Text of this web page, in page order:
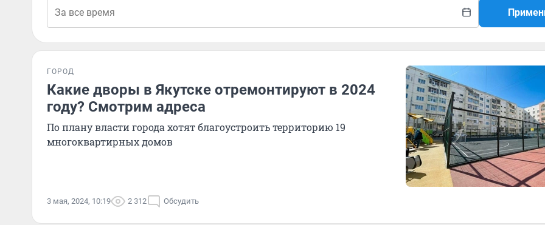
ГОРОД
Какие дворы в Якутске отремонтируют в 2024
году? Смотрим адреса
По плану власти города хотят благоустроить территорию 19
многоквартирных домов
3 мая, 2024, 10:19 2 312 Обсудить